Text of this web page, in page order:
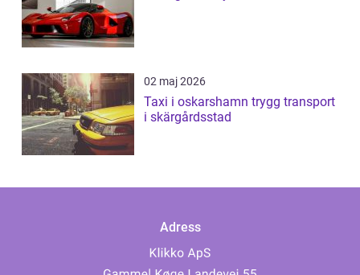
02 maj 2026
Taxi i oskarshamn trygg transport
i skärgårdsstad
Adress